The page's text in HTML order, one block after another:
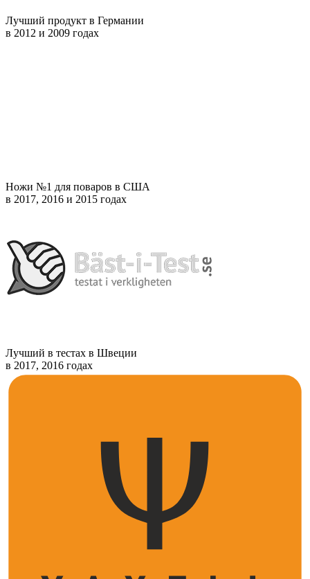
Лучший продукт в Германии
в 2012 и 2009 годах
Ножи №1 для поваров в США
в 2017, 2016 и 2015 годах
Лучший в тестах в Швеции
в 2017, 2016 годах